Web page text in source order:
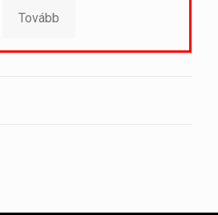
Tovább